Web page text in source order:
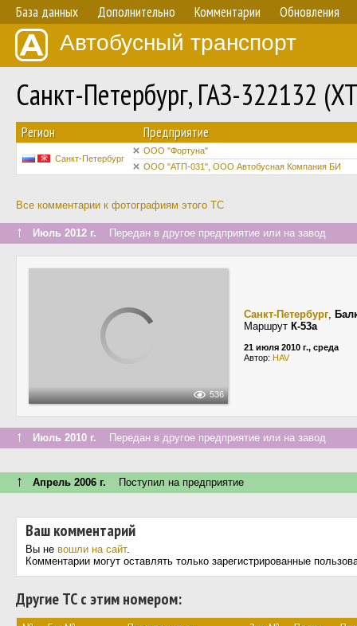
База данных Дополнительно Комментарии Обновления
Автобусный транспорт
Санкт-Петербург, ГАЗ-322132
Регион Предприятие
Санкт-Петербург
ООО "Фортуна"
ООО "АТП-031", ООО Автобусная Компания БИ
Все комментарии к фотографиям этого ТС
↑ Июль 2012 г. Передан в другое предприятие или на завод
536
Санкт-Петербург,
Маршрут К-53а
21 июля 2010 г., среда
Автор: HAV
↑ Июль 2010 г. Передан в другое предприятие или на завод
↑ Апрель 2006 г. Поступил на предприятие
Ваш комментарий
Вы не вошли на сайт.
Комментарии могут оставлять только зарегистрированные
Другие ТС с этим номером: